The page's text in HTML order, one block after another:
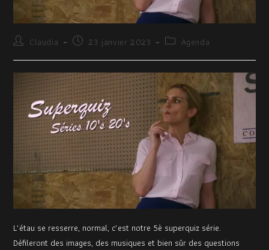
Claudia 23 janvier 2023 Agenda
L’étau se resserre, normal, c’est notre 5è superquiz série.
Défileront des images, des musiques et bien sûr des questions